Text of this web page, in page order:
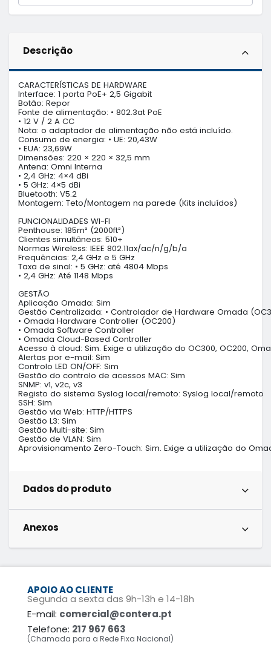
Descrição
CARACTERÍSTICAS DE HARDWARE
Interface: 1 porta PoE+ 2,5 Gigabit
Botão: Repor
Fonte de alimentação: • 802.3at PoE
• 12 V / 2 A CC
Nota: o adaptador de alimentação não está incluído.
Consumo de energia: • UE: 20,43W
• EUA: 23,69W
Dimensões: 220 × 220 × 32,5 mm
Antena: Omni Interna
• 2,4 GHz: 4×4 dBi
• 5 GHz: 4×5 dBi
Bluetooth: V5.2
Montagem: Teto/Montagem na parede (Kits incluídos)
FUNCIONALIDADES WI-FI
Penthouse: 185m² (2000ft²)
Clientes simultâneos: 510+
Normas Wireless: IEEE 802.11ax/ac/n/g/b/a
Frequências: 2,4 GHz e 5 GHz
Taxa de sinal: • 5 GHz: até 4804 Mbps
• 2,4 GHz: Até 1148 Mbps
GESTÃO
Aplicação Omada: Sim
Gestão Centralizada: • Controlador de Hardware Omada
• Omada Hardware Controller (OC200)
• Omada Software Controller
• Omada Cloud-Based Controller
Acesso à cloud: Sim. Exige a utilização do OC300, OC200,
Alertas por e-mail: Sim
Controlo LED ON/OFF: Sim
Gestão do controlo de acessos MAC: Sim
SNMP: v1, v2c, v3
Registo do sistema Syslog local/remoto: Syslog local/remoto
SSH: Sim
Gestão via Web: HTTP/HTTPS
Gestão L3: Sim
Gestão Multi-site: Sim
Gestão de VLAN: Sim
Aprovisionamento Zero-Touch: Sim. Exige a utilização do
Dados do produto
Anexos
APOIO AO CLIENTE
Segunda a sexta das 9h-13h e 14-18h
E-mail: comercial@contera.pt
Telefone: 217 967 663
(Chamada para a Rede Fixa Nacional)